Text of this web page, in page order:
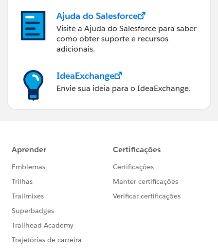
Ajuda do Salesforce
Visite a Ajuda do Salesforce para saber
como obter suporte e recursos
adicionais.
IdeaExchange
Envie sua ideia para o IdeaExchange.